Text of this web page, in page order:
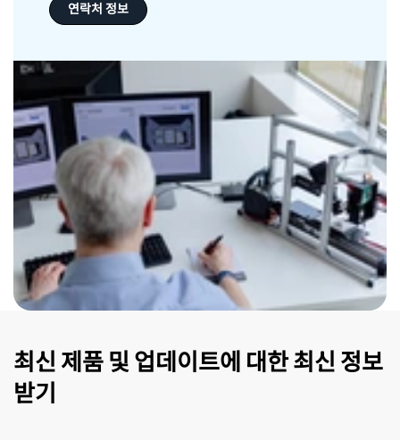
연락처 정보
최신 제품 및 업데이트에 대한 최신 정보
받기